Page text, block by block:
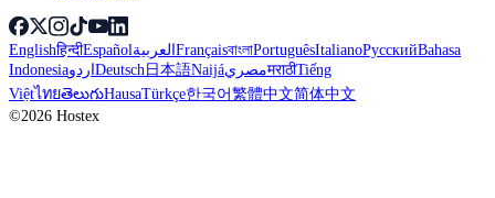
Englishहिन्दीEspañolالعربيةFrançaisবাংলাPortuguêsItalianoРусскийBahasa
IndonesiaاردوDeutsch日本語NaijáمصريमराठीTiếng
ViệtไทยతెలుగుHausaTürkçe한국어繁體中文简体中文
©2026 Hostex